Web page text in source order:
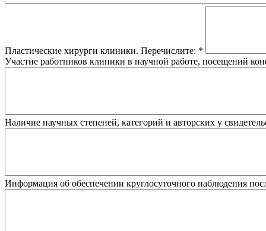
Пластические хирурги клиники. Перечислите: *
Участие работников клиники в научной работе, посещений
Наличие научных степеней, категорий и авторских у
Информация об обеспечении круглосуточного наблюдения